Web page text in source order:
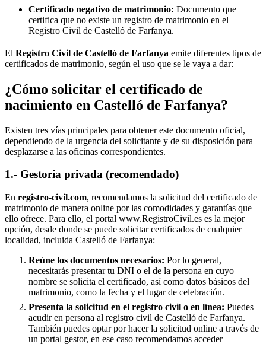
Certificado negativo de matrimonio: Documento que
certifica que no existe un registro de matrimonio en el
Registro Civil de Castelló de Farfanya.
El Registro Civil de Castelló de Farfanya emite diferentes tipos de
certificados de matrimonio, según el uso que se le vaya a dar:
¿Cómo solicitar el certificado de
nacimiento en Castelló de Farfanya?
Existen tres vías principales para obtener este documento oficial,
dependiendo de la urgencia del solicitante y de su disposición para
desplazarse a las oficinas correspondientes.
1.- Gestoria privada (recomendado)
En registro-civil.com, recomendamos la solicitud del certificado de
matrimonio de manera online por las comodidades y garantías que
ello ofrece. Para ello, el portal www.RegistroCivil.es es la mejor
opción, desde donde se puede solicitar certificados de cualquier
localidad, incluida Castelló de Farfanya:
Reúne los documentos necesarios: Por lo general,
necesitarás presentar tu DNI o el de la persona en cuyo
nombre se solicita el certificado, así como datos básicos del
matrimonio, como la fecha y el lugar de celebración.
Presenta la solicitud en el registro civil o en línea: Puedes
acudir en persona al registro civil de Castelló de Farfanya.
También puedes optar por hacer la solicitud online a través de
un portal gestor, en ese caso recomendamos acceder